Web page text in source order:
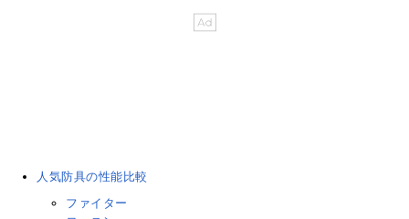
人気防具の性能比較
ファイター